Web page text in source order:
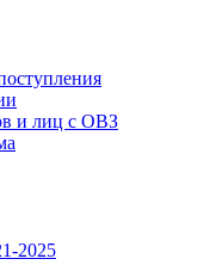
и лиц с ОВЗ
2025